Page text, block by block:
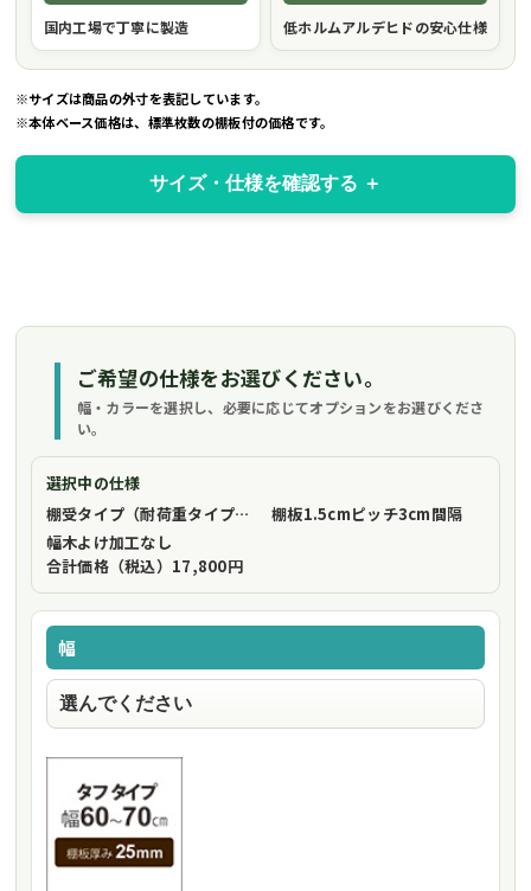
国内工場で丁寧に製造 低ホルムアルデヒドの安心仕様
※サイズは商品の外寸を表記しています。
※本体ベース価格は、標準枚数の棚板付の価格です。
サイズ・仕様を確認する
ご希望の仕様をお選びください。
幅・カラーを選択し、必要に応じてオプションをお選びくださ
い。
選択中の仕様
棚受タイプ（耐荷重タイプ）
フリーストップ棚受（標準仕様）
棚板1.5cmピッチ3cm間隔
幅木よけ加工なし
合計価格（税込） 17,800円
幅